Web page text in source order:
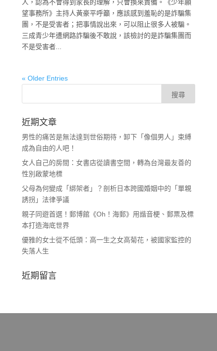
人，認為不會得到家長的理解，只會換來責備。《少年願
望事務所》主持人黃豪平呼籲，應該感到羞恥的是詐騙集
團，不是受害者；把事情說出來，可以阻止很多人被騙。
三成青少年遭網路詐騙後不敢說，該檢討的是詐騙集團而
不是受害者...
« Older Entries
近期文章
男性的痛苦是無法達到世俗期待，卸下「像個男人」束縛
成為自由的人吧！
女人自己的房間：女書店從讀書空間，轉為台灣最友善的
性別啟蒙地標
父母為何變成「綁架者」？剖析日本跨國婚姻中的「單親
誘拐」法律爭議
親子同遊首選！郵博館《Oh！海郵》用諧音梗、郵票及標
本打造海底世界
優雅的女士從不低頭：高一生之女高菊花，被國家監控的
失落人生
近期留言